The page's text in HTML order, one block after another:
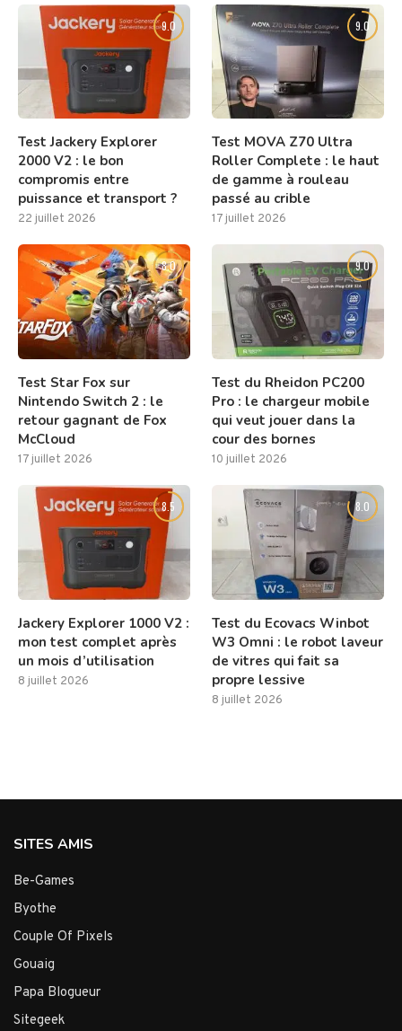
9.0
Test Jackery Explorer
2000 V2 : le bon
compromis entre
puissance et transport ?
22 juillet 2026
9.0
Test MOVA Z70 Ultra
Roller Complete : le haut
de gamme à rouleau
passé au crible
17 juillet 2026
8.0
Test Star Fox sur
Nintendo Switch 2 : le
retour gagnant de Fox
McCloud
17 juillet 2026
9.0
Test du Rheidon PC200
Pro : le chargeur mobile
qui veut jouer dans la
cour des bornes
10 juillet 2026
8.5
Jackery Explorer 1000 V2 :
mon test complet après
un mois d’utilisation
8 juillet 2026
8.0
Test du Ecovacs Winbot
W3 Omni : le robot laveur
de vitres qui fait sa
propre lessive
8 juillet 2026
SITES AMIS
Be-Games
Byothe
Couple Of Pixels
Gouaig
Papa Blogueur
Sitegeek